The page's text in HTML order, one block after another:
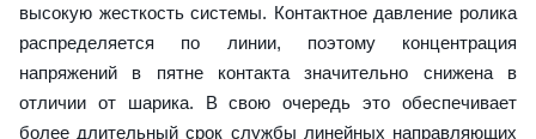
высокую жесткость системы. Контактное давление ролика
распределяется по линии, поэтому концентрация
напряжений в пятне контакта значительно снижена в
отличии от шарика. В свою очередь это обеспечивает
более длительный срок службы линейных направляющих